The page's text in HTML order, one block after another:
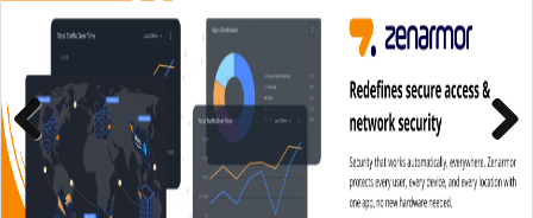
Previous
Previous